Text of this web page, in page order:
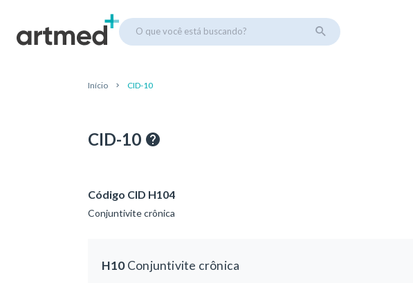
O que você está buscando?
Início CID-10
CID-10
Código CID H104
Conjuntivite crônica
H10Conjuntivite crônica